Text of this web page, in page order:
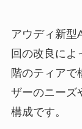
アウディ新型
回の改良によ
階のティアで
ザーのニーズ
構成です。